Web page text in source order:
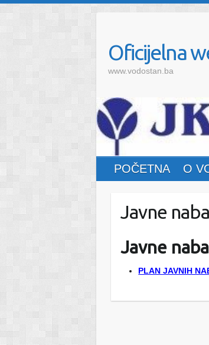
Oficijelna
www.vodostan.ba
POČETNA O
Javne
Javne
PLAN JAVNIH